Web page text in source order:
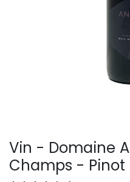
Vin - Domaine
Champs - Pinot